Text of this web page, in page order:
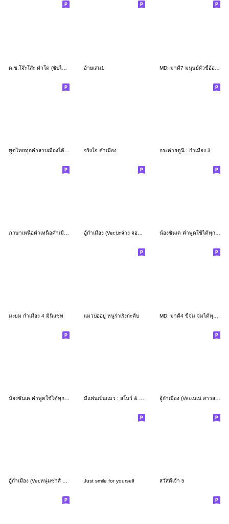
อ้ายเสม1 MD: มาดี7 มนุษย์ผัวขี้อ้อน คำเมือง เหนือ
จริงใจ คำเมือง กระต่ายดูนี่ : กำเมือง 3
ภาษาเหนือคำเหนือคำเมืองรวมคำพูดใช้บ่อย อู้กำเมือง (Ver.บะจ่าง จอมป่วน) น้องซันเด คำพูดใช้ได้ทุกวัน (2)
มะยม กำเมือง 4 มินิแชท เเมวบ่ออยู่ หนูร่าเริงก่ะคับ
อู้กำเมือง (Ver.เนเน่ สาวสวยใส)
อู้กำเมือง (Ver.หนุ่มซ่าส์ หน้ากวน) Just smile for yourself สวัสดีเจ้า 5